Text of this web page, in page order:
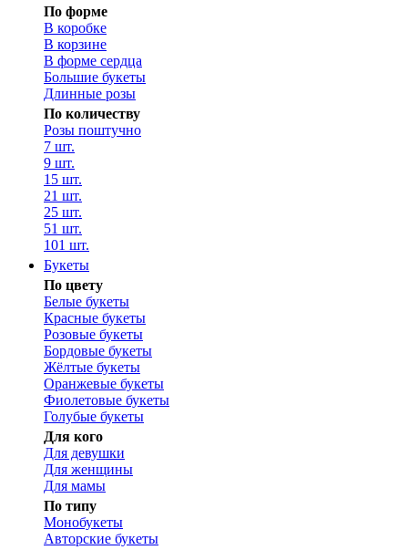
По форме
В коробке
В корзине
В форме сердца
Большие букеты
Длинные розы
По количеству
Розы поштучно
7 шт.
9 шт.
15 шт.
21 шт.
25 шт.
51 шт.
101 шт.
Букеты
По цвету
Белые букеты
Красные букеты
Розовые букеты
Бордовые букеты
Жёлтые букеты
Оранжевые букеты
Фиолетовые букеты
Голубые букеты
Для кого
Для девушки
Для женщины
Для мамы
По типу
Монобукеты
Авторские букеты